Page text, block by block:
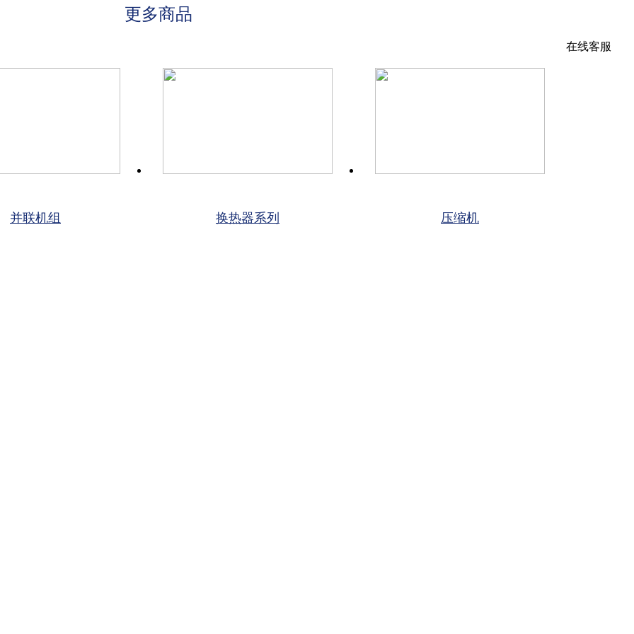
更多商品
并联机组 换热器系列 压缩机
在线客服